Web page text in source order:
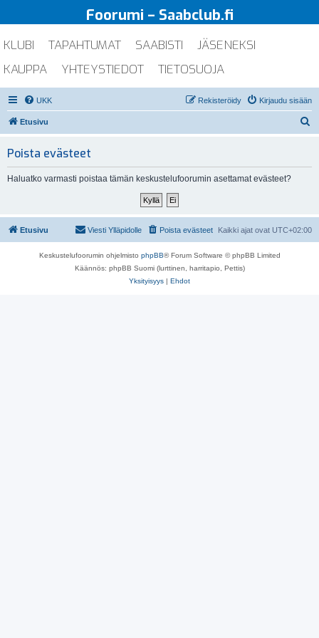
Foorumi – Saabclub.fi
KLUBI TAPAHTUMAT SAABISTI
JÄSENEKSI
KAUPPA
YHTEYSTIEDOT TIETOSUOJA
UKK Kirjaudu sisään
Rekisteröidy
Etusivu
Poista evästeet
Haluatko varmasti poistaa tämän keskustelufoorumin asettamat evästeet?
Etusivu Kaikki ajat ovat UTC+02:00
Poista evästeet
Viesti Ylläpidolle
Keskustelufoorumin ohjelmisto phpBB® Forum Software © phpBB Limited
Käännös: phpBB Suomi (lurttinen, harritapio, Pettis)
Yksityisyys | Ehdot